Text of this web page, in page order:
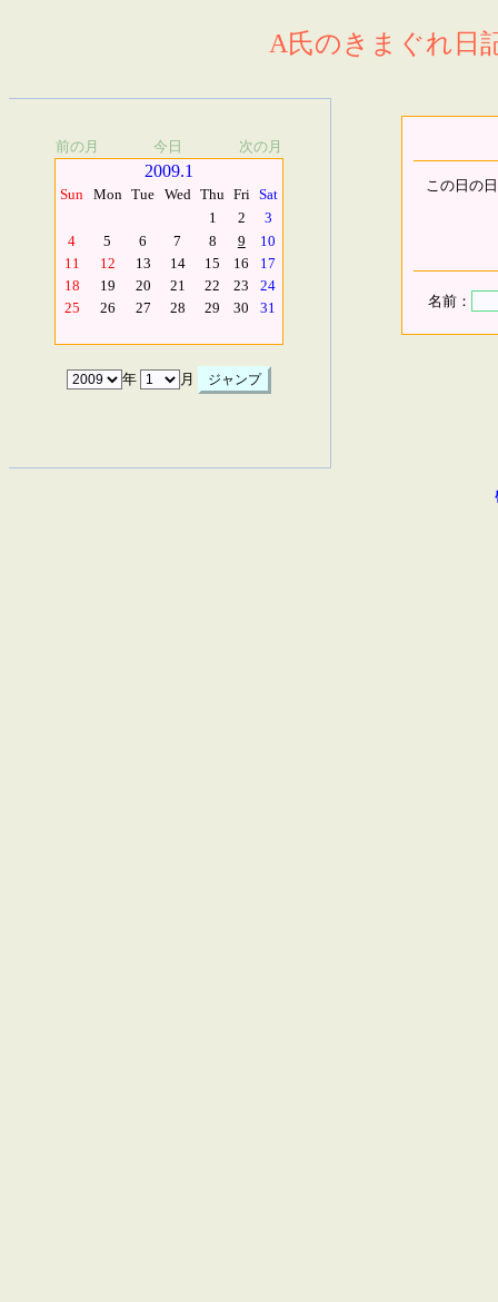
A氏のきまぐれ日
前の月 今日 次の月
2009.1
Sun Mon Tue Wed Thu Fri Sat
1
2
3
4
5 6 7 8 9
10
11
12 13 14 15 16
17
18
19 20 21 22 23
24
25
26 27 28 29 30 31
年 月
この日の
名前：